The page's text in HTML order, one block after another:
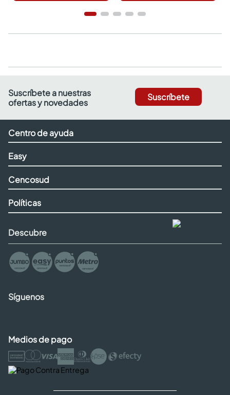
Suscríbete a nuestras
ofertas y novedades
Suscríbete
Centro de ayuda
Easy
Cencosud
Políticas
Descubre
Síguenos
Medios de pago